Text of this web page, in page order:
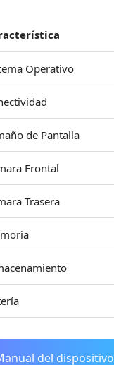
Operativo
de Pantalla
Frontal
Trasera
del dispositivo